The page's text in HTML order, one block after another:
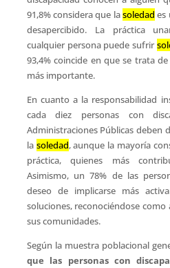
91,8% considera que lasoledad es
desapercibido. La práctica
cualquier persona puede sufrir
93,4% coincide en que se trata
más importante.
En cuanto a la responsabilidad
cada diez personas con
Administraciones Públicas deben
la soledad, aunque la mayoría
práctica, quienes más
Asimismo, un 78% de las
deseo de implicarse más
soluciones, reconociéndose
sus comunidades.
Según la muestra poblacional
que las personas con